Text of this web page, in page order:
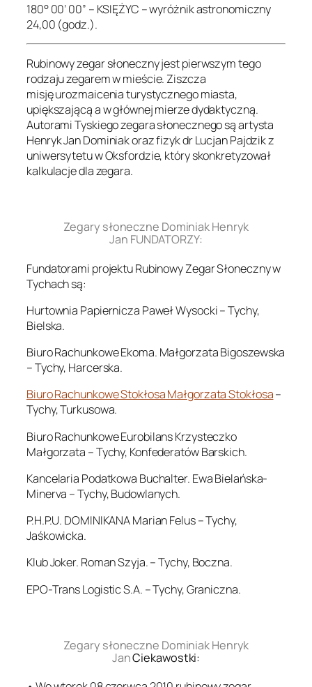
180° 00’ 00” – KSIĘŻYC – wyróżnik astronomiczny
24,00 (godz.).
Rubinowy zegar słoneczny jest pierwszym tego
rodzaju zegarem w mieście. Ziszcza
misję urozmaicenia turystycznego miasta,
upiększającą a w głównej mierze dydaktyczną.
Autorami Tyskiego zegara słonecznego są artysta
Henryk Jan Dominiak oraz fizyk dr Lucjan Pajdzik z
uniwersytetu w Oksfordzie, który skonkretyzował
kalkulacje dla zegara.
Zegary słoneczne Dominiak Henryk
Jan FUNDATORZY:
Fundatorami projektu Rubinowy Zegar Słoneczny w
Tychach są:
Hurtownia Papiernicza Paweł Wysocki – Tychy,
Bielska.
Biuro Rachunkowe Ekoma. Małgorzata Bigoszewska
– Tychy, Harcerska.
Biuro Rachunkowe Stokłosa Małgorzata Stokłosa–
Tychy, Turkusowa.
Biuro Rachunkowe Eurobilans Krzysteczko
Małgorzata – Tychy, Konfederatów Barskich.
Kancelaria Podatkowa Buchalter. Ewa Bielańska-
Minerva – Tychy, Budowlanych.
P.H.P.U. DOMINIKANA Marian Felus – Tychy,
Jaśkowicka.
Klub Joker. Roman Szyja. – Tychy, Boczna.
EPO-Trans Logistic S.A. – Tychy, Graniczna.
Zegary słoneczne Dominiak Henryk
JanCiekawostki: